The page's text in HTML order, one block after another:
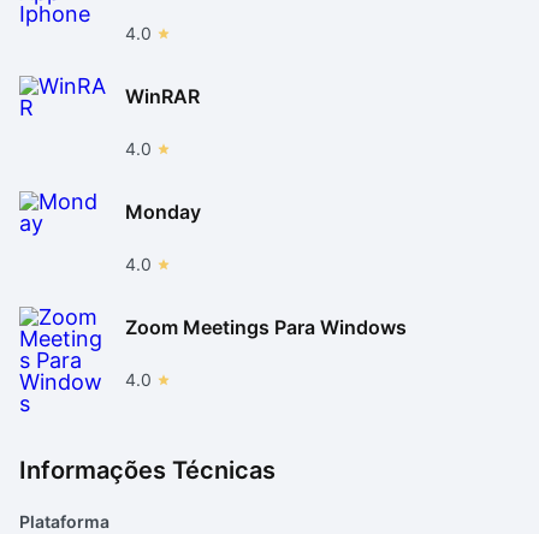
4.0
WinRAR
4.0
Monday
4.0
Zoom Meetings Para Windows
4.0
Informações Técnicas
Plataforma